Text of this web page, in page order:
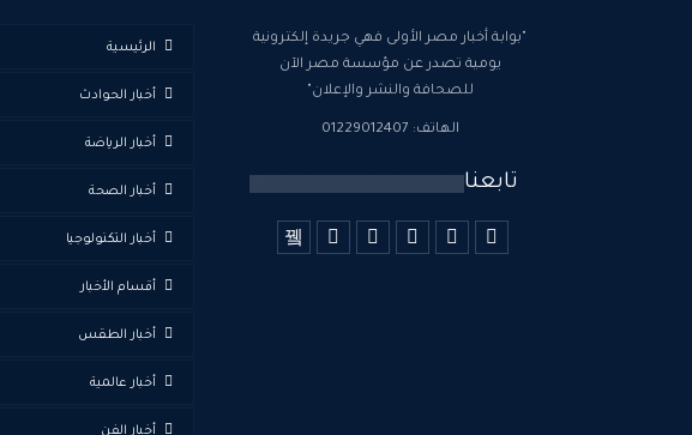
"بوابة أخبار مصر الأولى فهي جريدة إلكترونية
يومية تصدر عن مؤسسة مصر الآن
للصحافة والنشر والإعلان"
الهاتف: 01229012407
تابعنا
الرئيسية
أخبار الحوادث
أخبار الرياضة
أخبار الصحة
أخبار التكنولوجيا
أقسام الأخبار
أخبار الطقس
أخبار عالمية
أخبار الفن